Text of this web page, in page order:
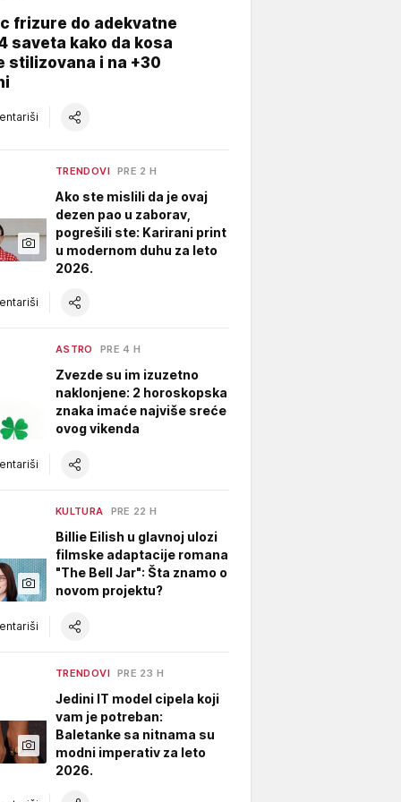
frizure do adekvatne
saveta kako da kosa
stilizovana i na +30
TRENDOVI PRE 2 H
Ako ste mislili da je ovaj
dezen pao u zaborav,
pogrešili ste: Karirani print
u modernom duhu za leto
2026.
ASTRO PRE 4 H
Zvezde su im izuzetno
naklonjene: 2 horoskopska
znaka imaće najviše sreće
ovog vikenda
KULTURA PRE 22 H
Billie Eilish u glavnoj ulozi
filmske adaptacije romana
"The Bell Jar": Šta znamo o
novom projektu?
TRENDOVI PRE 23 H
Jedini IT model cipela koji
vam je potreban:
Baletanke sa nitnama su
modni imperativ za leto
2026.